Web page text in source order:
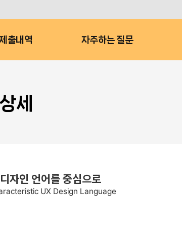
출내역 자주하는 질문
세
인 언어를 중심으로
UX Design Language